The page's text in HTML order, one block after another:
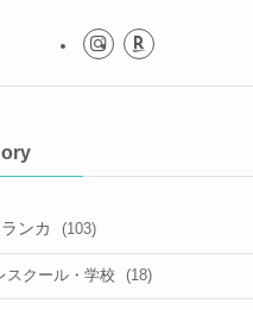
ンカ (103)
スクール・学校 (18)